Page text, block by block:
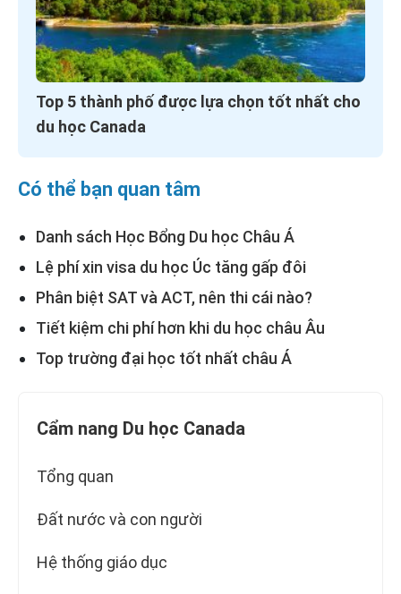
Top 5 thành phố được lựa chọn tốt nhất cho
du học Canada
Có thể bạn quan tâm
Danh sách Học Bổng Du học Châu Á
Lệ phí xin visa du học Úc tăng gấp đôi
Phân biệt SAT và ACT, nên thi cái nào?
Tiết kiệm chi phí hơn khi du học châu Âu
Top trường đại học tốt nhất châu Á
Cẩm nang Du học Canada
Tổng quan
Đất nước và con người
Hệ thống giáo dục